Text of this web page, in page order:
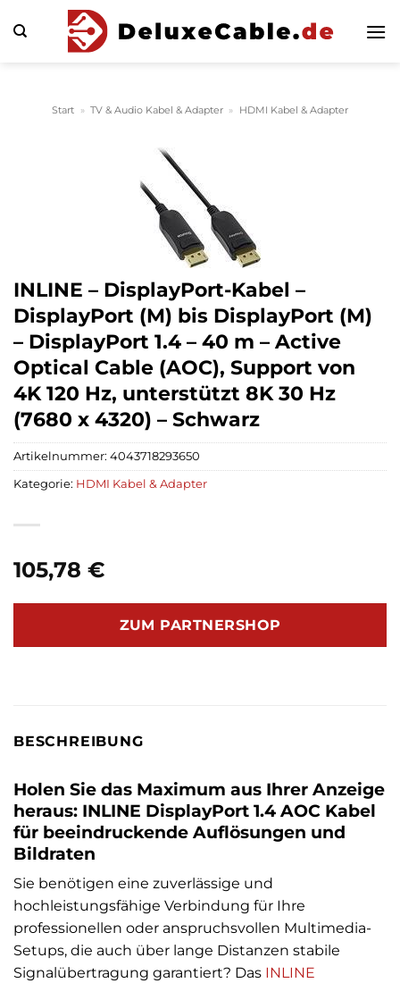
Inhalt
Start » TV & Audio Kabel & Adapter » HDMI Kabel & Adapter
INLINE – DisplayPort-Kabel –
DisplayPort (M) bis DisplayPort (M)
– DisplayPort 1.4 – 40 m – Active
Optical Cable (AOC), Support von
4K 120 Hz, unterstützt 8K 30 Hz
(7680 x 4320) – Schwarz
105,78 €
ZUM PARTNERSHOP
Artikelnummer: 4043718293650
Kategorie: HDMI Kabel & Adapter
BESCHREIBUNG
Holen Sie das Maximum aus Ihrer Anzeige
heraus: INLINE DisplayPort 1.4 AOC Kabel
für beeindruckende Auflösungen und
Bildraten
Sie benötigen eine zuverlässige und
hochleistungsfähige Verbindung für Ihre
professionellen oder anspruchsvollen Multimedia-
Setups, die auch über lange Distanzen stabile
Signalübertragung garantiert? Das INLINE